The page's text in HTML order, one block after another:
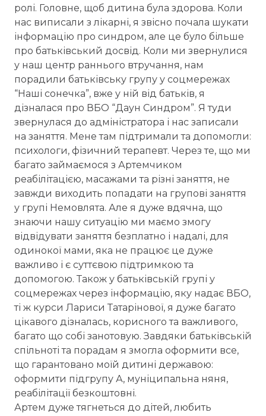
ролі. Головне, щоб дитина була здорова. Коли
нас виписали з лікарні, я звісно почала шукати
інформацію про синдром, але це було більше
про батьківський досвід. Коли ми звернулися
у наш центр раннього втручання, нам
порадили батьківську групу у соцмережах
“Наші сонечка”, вже у ній від батьків, я
дізналася про ВБО “Даун Синдром”. Я туди
звернулася до адміністратора і нас записали
на заняття. Мене там підтримали та допомогли:
психологи, фізичний терапевт. Через те, що ми
багато займаємося з Артемчиком
реабілітацією, масажами та різні заняття, не
завжди виходить попадати на групові заняття
у групі Немовлята. Але я дуже вдячна, що
знаючи нашу ситуацію ми маємо змогу
відвідувати заняття безплатно і надалі, для
одинокої мами, яка не працює це дуже
важливо і є суттєвою підтримкою та
допомогою. Також у батьківській групі у
соцмережах через інформацію, яку надає ВБО,
ті ж курси Лариси Татарінової, я дуже багато
цікавого дізналась, корисного та важливого,
багато що собі занотовую. Завдяки батьківській
спільноті та порадам я змогла оформити все,
що гарантовано моїй дитині державою:
оформити підгрупу А, муніципальна няня,
реабілітації безкоштовні.
Артем дуже тягнеться до дітей, любить